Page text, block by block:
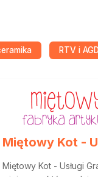
RTV i AGD
Miętowy Kot -
Miętowy Kot - Usługi